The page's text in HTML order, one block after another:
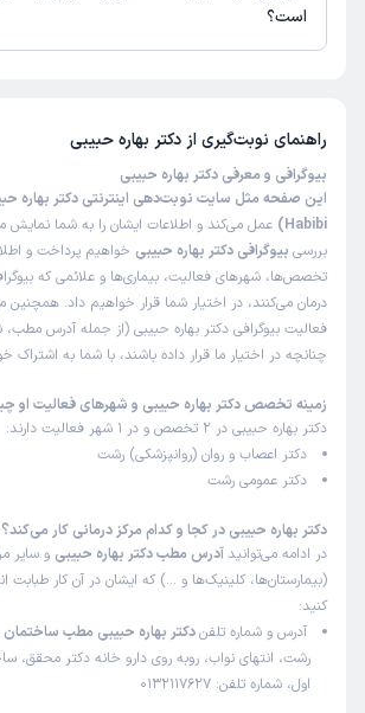
است؟
راهنمای نوبت‌گیری از دکتر بهاره حبیبی
بیوگرافی و معرفی دکتر بهاره حبیبی
Habibi)
عمل می‌کند و اطلاعات ایشان را به شما نمایش
بررسی بیوگرافی دکتر بهاره حبیبی خواهیم پرداخت و
تخصص‌ها، شهرهای فعالیت، بیماری‌ها و علائمی که
درمان می‌کنند، در اختیار شما قرار خواهیم داد. همچنین
فعالیت بیوگرافی دکتر بهاره حبیبی (از جمله آدرس مطب،
چنانچه در اختیار ما قرار داده باشند، با شما به
زمینه تخصص دکتر بهاره حبیبی و شهرهای فعالیت او
دکتر بهاره حبیبی در 2 تخصص و در 1 شهر فعالیت دارند:
دکتر اعصاب و روان (روانپزشکی) رشت
دکتر عمومی رشت
دکتر بهاره حبیبی در کجا و کدام مرکز درمانی کار می‌کند؟
در ادامه می‌توانید آدرس مطب دکتر بهاره حبیبی و سایر
(بیمارستان‌ها، کلینیک‌ها و …) که ایشان در آن کار
کنید:
آدرس و شماره تلفندکتر بهاره حبیبی مطب
رشت، انتهای نواب، روبه روی دارو خانه دکتر محقق،
اول، شماره تلفن: 0132117627